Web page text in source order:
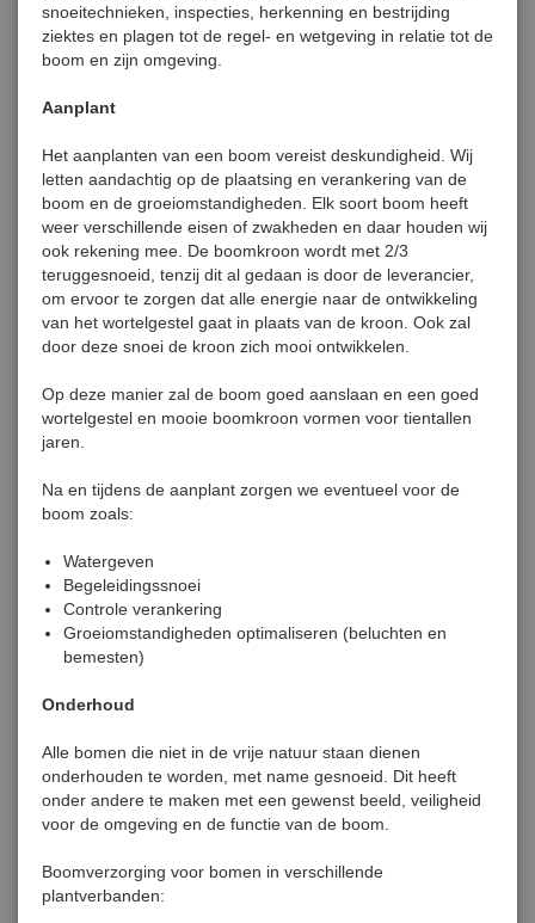
snoeitechnieken, inspecties, herkenning en bestrijding
ziektes en plagen tot de regel- en wetgeving in relatie tot de
boom en zijn omgeving.
Aanplant
Het aanplanten van een boom vereist deskundigheid. Wij
letten aandachtig op de plaatsing en verankering van de
boom en de groeiomstandigheden. Elk soort boom heeft
weer verschillende eisen of zwakheden en daar houden wij
ook rekening mee. De boomkroon wordt met 2/3
teruggesnoeid, tenzij dit al gedaan is door de leverancier,
om ervoor te zorgen dat alle energie naar de ontwikkeling
van het wortelgestel gaat in plaats van de kroon. Ook zal
door deze snoei de kroon zich mooi ontwikkelen.
Op deze manier zal de boom goed aanslaan en een goed
wortelgestel en mooie boomkroon vormen voor tientallen
jaren.
Na en tijdens de aanplant zorgen we eventueel voor de
boom zoals:
Watergeven
Begeleidingssnoei
Controle verankering
Groeiomstandigheden optimaliseren (beluchten en
bemesten)
Onderhoud
Alle bomen die niet in de vrije natuur staan dienen
onderhouden te worden, met name gesnoeid. Dit heeft
onder andere te maken met een gewenst beeld, veiligheid
voor de omgeving en de functie van de boom.
Boomverzorging voor bomen in verschillende
plantverbanden: